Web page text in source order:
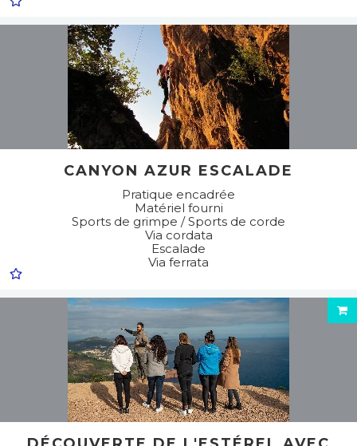
CANYON AZUR ESCALADE
Pratique encadrée
Matériel fourni
Sports de grimpe / Sports de corde
Via cordata
Escalade
Via ferrata